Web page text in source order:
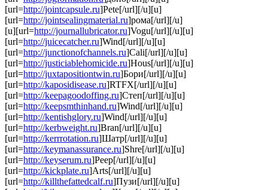
[url=http://jointcapsule.ru]Pete[/url][/u][u]
[url=http://jointsealingmaterial.ru]рома[/url][/u]
[u][url=http://journallubricator.ru]Vogu[/url][/u][u]
[url=http://juicecatcher.ru]Wind[/url][/u][u]
[url=http://junctionofchannels.ru]Cali[/url][/u][u]
[url=http://justiciablehomicide.ru]Hous[/url][/u][u]
[url=http://juxtapositiontwin.ru]Бори[/url][/u][u]
[url=http://kaposidisease.ru]RTFX[/url][/u][u]
[url=http://keepagoodoffing.ru]Степ[/url][/u][u]
[url=http://keepsmthinhand.ru]Wind[/url][/u][u]
[url=http://kentishglory.ru]Wind[/url][/u][u]
[url=http://kerbweight.ru]Bran[/url][/u][u]
[url=http://kerrrotation.ru]Шатр[/url][/u][u]
[url=http://keymanassurance.ru]Shre[/url][/u][u]
[url=http://keyserum.ru]Peep[/url][/u][u]
[url=http://kickplate.ru]Arts[/url][/u][u]
[url=http://killthefattedcalf.ru]Пузи[/url][/u][u]